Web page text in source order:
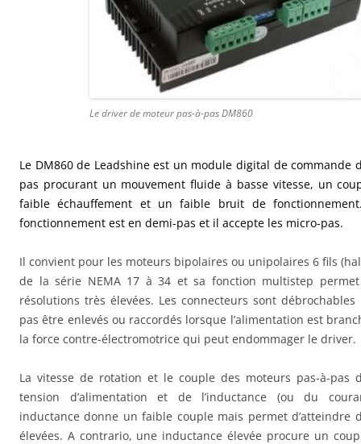
Le driver de moteur pas-à-pas DM860
Le DM860 de Leadshine est un module digital de commande
pas procurant un mouvement fluide à basse vitesse, un
faible échauffement et un faible bruit de
fonctionnement est en demi-pas et il accepte les micro-pas.
Il convient pour les moteurs bipolaires ou unipolaires 6 fils
de la série NEMA 17 à 34 et sa fonction multistep permet
résolutions très élevées. Les connecteurs sont
pas être enlevés ou raccordés lorsque l’alimentation est
la force contre-électromotrice qui peut endommager le driver.
La vitesse de rotation et le couple des moteurs pas-à-pas
tension d’alimentation et de l’inductance (ou du
inductance donne un faible couple mais permet d’atteindre
élevées. A contrario, une inductance élevée procure un